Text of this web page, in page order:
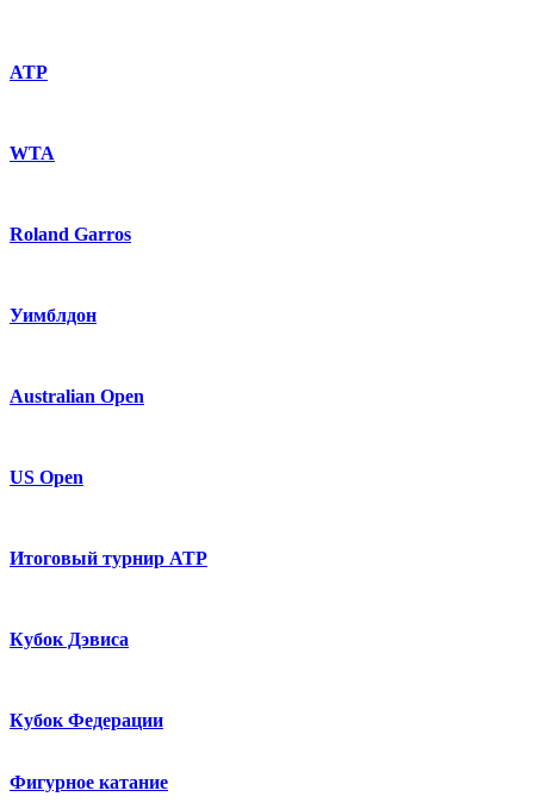
ATP
WTA
Roland Garros
Уимблдон
Australian Open
US Open
Итоговый турнир ATP
Кубок Дэвиса
Кубок Федерации
Фигурное катание